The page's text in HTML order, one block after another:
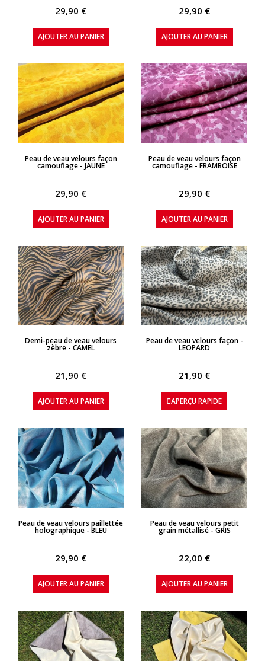
29,90 €
AJOUTER AU PANIER
29,90 €
AJOUTER AU PANIER
APERÇU RAPIDE
Peau de veau velours façon
camouflage - JAUNE
29,90 €
AJOUTER AU PANIER
APERÇU RAPIDE
Peau de veau velours façon
camouflage - FRAMBOISE
29,90 €
AJOUTER AU PANIER
APERÇU RAPIDE
Demi-peau de veau velours
zèbre - CAMEL
21,90 €
AJOUTER AU PANIER
APERÇU RAPIDE
Peau de veau velours façon -
LEOPARD
21,90 €
APERÇU RAPIDE
APERÇU RAPIDE
Peau de veau velours paillettée
holographique - BLEU
29,90 €
AJOUTER AU PANIER
APERÇU RAPIDE
Peau de veau velours petit
grain métallisé - GRIS
22,00 €
AJOUTER AU PANIER